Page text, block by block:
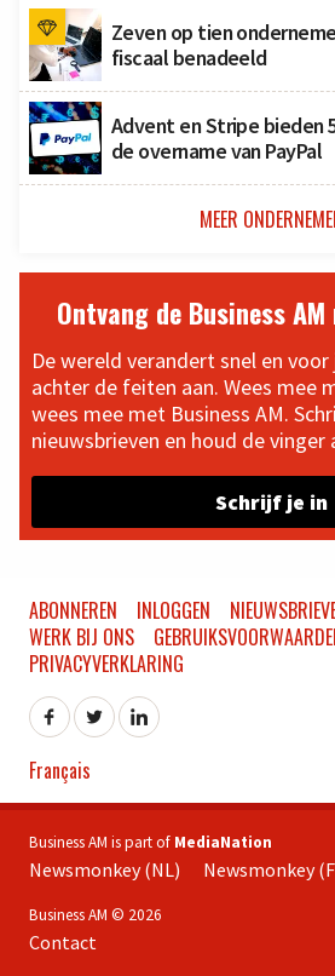
Zeven op tien
fiscaal benadeeld
Advent en Stripe bieden
de overname van PayPal
MEER
Ontvang de Business
De wereld verandert snel en
achter de feiten aan. Wees mee
wees mee met Business AM.
nieuwsbrieven en houd de vinger
Schrijf je in
ABONNEREN INLOGGEN
WERK BIJ ONS
PRIVACYVERKLARING
Français
Business AM is part of MediaNation
Newsmonkey (NL) Newsmonkey
Business AM © 2026
Contact